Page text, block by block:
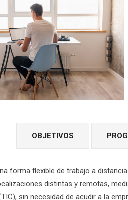
OBJETIVOS
forma flexible de trabajo a
distintas y remotas,
sin necesidad de acudir a la